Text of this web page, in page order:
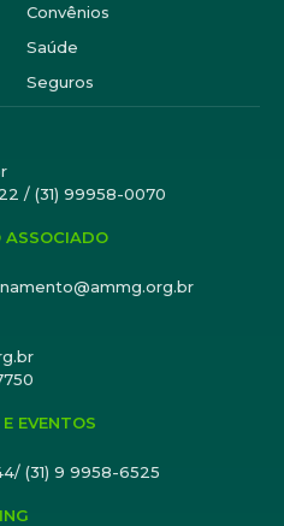
Convênios
Saúde
Seguros
/ (31) 99958-0070
ASSOCIADO
EVENTOS
(31) 9 9958-6525